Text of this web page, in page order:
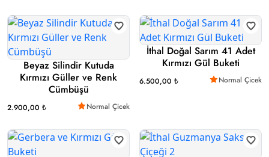
Beyaz Silindir Kutuda
Kırmızı Güller ve Renk
Cümbüşü
2.900,00 ₺ Normal Çicek
İthal Doğal Sarım 41 Adet
Kırmızı Gül Buketi
6.500,00 ₺ Normal Çicek